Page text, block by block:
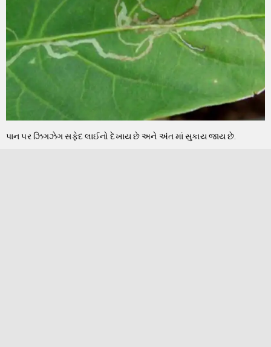
પાન પર ઝિગઝેગ સફેદ લાઈનો દેખાય છે અને અંત માં સુકાય જાય છે.